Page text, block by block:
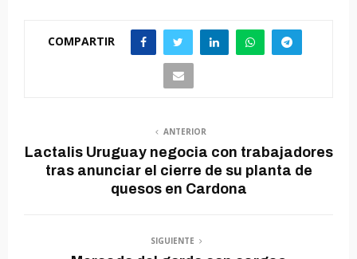
COMPARTIR
ANTERIOR
Lactalis Uruguay negocia con trabajadores
tras anunciar el cierre de su planta de
quesos en Cardona
SIGUIENTE